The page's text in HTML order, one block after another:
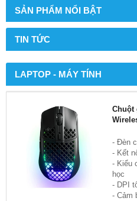
SẢN PHẨM NỔI BẬT
TIN TỨC
LAPTOP - MÁY TÍNH
Chuột
- Đèn
- Kết
- Kiểu
học
- DPI
- Cảm